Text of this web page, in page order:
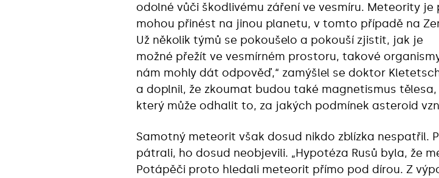
odolné vůči škodlivému záření ve vesmíru. Meteority je
mohou přinést na jinou planetu, v tomto případě na
Už několik týmů se pokoušelo a pokouší zjistit, jak je
možné přežít ve vesmírném prostoru, takové
nám mohly dát odpověď,“ zamýšlel se doktor
a doplnil, že zkoumat budou také magnetismus tělesa,
který může odhalit to, za jakých podmínek asteroid
Samotný meteorit však dosud nikdo zblízka nespatřil.
pátrali, ho dosud neobjevili. „Hypotéza Rusů byla, že
Potápěči proto hledali meteorit přímo pod dírou. Z